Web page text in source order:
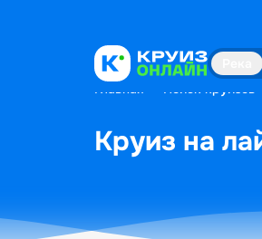
Главная Поиск круизов
Круиз на